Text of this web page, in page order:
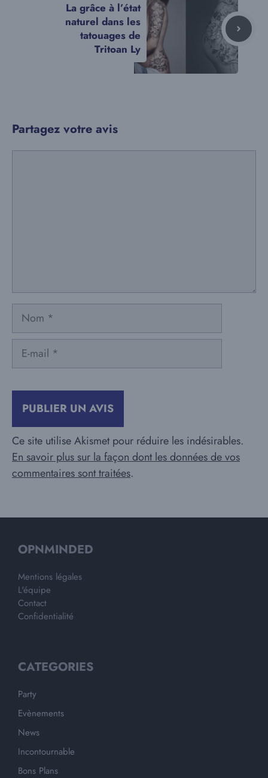
La grâce à l’état
naturel dans les
tatouages de
Tritoan Ly
Partagez votre avis
Nom
mail
Ce site utilise Akismet pour réduire les indésirables.
En savoir plus sur la façon dont les données de vos
commentaires sont traitées.
OPNMINDED
Mentions légales
L'équipe
Contact
Confidentialité
CATEGORIES
Party
Evènements
News
Incontournable
Bons Plans